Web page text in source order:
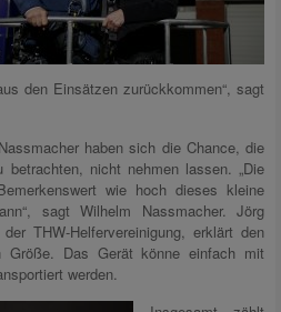
den Einsätzen zurückkommen“, sagt
haben sich die Chance, die
nicht nehmen lassen. „Die
wie hoch dieses kleine
sagt Wilhelm Nassmacher. Jörg
THW-Helfervereinigung, erklärt den
Größe. Das Gerät könne einfach mit
werden.